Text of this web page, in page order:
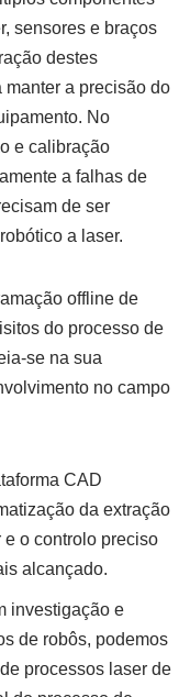
sensores e braços
destes
a precisão do
No
e calibração
a falhas de
de ser
a laser.
offline de
do processo de
se na sua
no campo
CAD
da extração
o controlo preciso
alcançado.
investigação e
de robôs, podemos
processos laser de